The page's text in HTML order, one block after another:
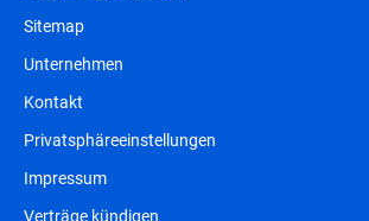
Sitemap
Unternehmen
Kontakt
Privatsphäreeinstellungen
Impressum
Verträge kündigen